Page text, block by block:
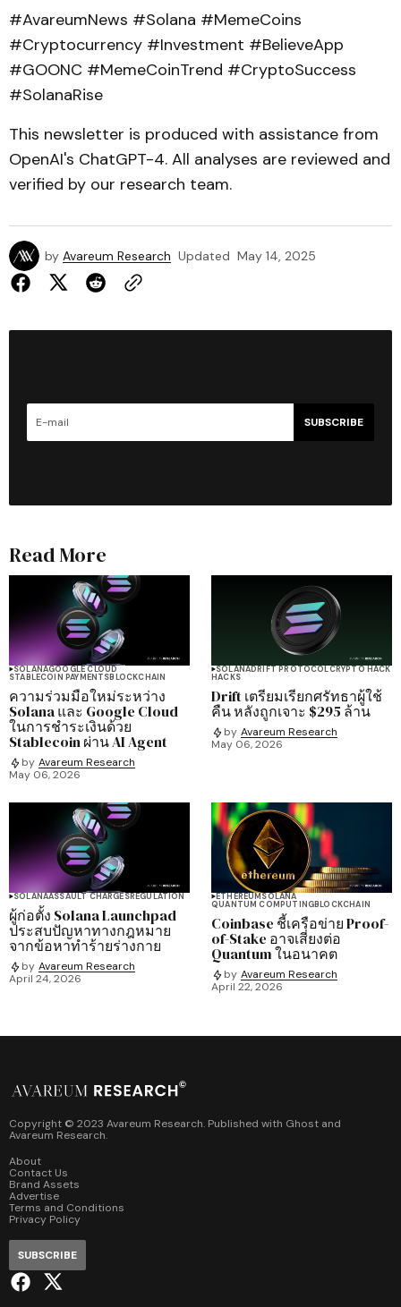
#AvareumNews #Solana #MemeCoins
#Cryptocurrency #Investment #BelieveApp
#GOONC #MemeCoinTrend #CryptoSuccess
#SolanaRise
This newsletter is produced with assistance from
OpenAI's ChatGPT-4. All analyses are reviewed and
verified by our research team.
by Avareum Research Updated May 14, 2025
SUBSCRIBE
Read More
SOLANAGOOGLE CLOUD
STABLECOIN PAYMENTSBLOCKCHAIN
ความร่วมมือใหม่ระหว่าง
Solana และ Google Cloud
ในการชำระเงินด้วย
Stablecoin ผ่าน AI Agent
by Avareum Research
May 06, 2026
SOLANADRIFT PROTOCOLCRYPTO HACK
HACKS
Drift เตรียมเรียกศรัทธาผู้ใช้
คืน หลังถูกเจาะ $295 ล้าน
by Avareum Research
May 06, 2026
SOLANAASSAULT CHARGESREGULATION
ผู้ก่อตั้ง Solana Launchpad
ประสบปัญหาทางกฎหมาย
จากข้อหาทำร้ายร่างกาย
by Avareum Research
April 24, 2026
ETHEREUMSOLANA
QUANTUM COMPUTINGBLOCKCHAIN
Coinbase ชี้เครือข่าย Proof-
of-Stake อาจเสี่ยงต่อ
Quantum ในอนาคต
by Avareum Research
April 22, 2026
Copyright © 2023 Avareum Research. Published with Ghost and
Avareum Research.
About
Contact Us
Brand Assets
Advertise
Terms and Conditions
Privacy Policy
SUBSCRIBE